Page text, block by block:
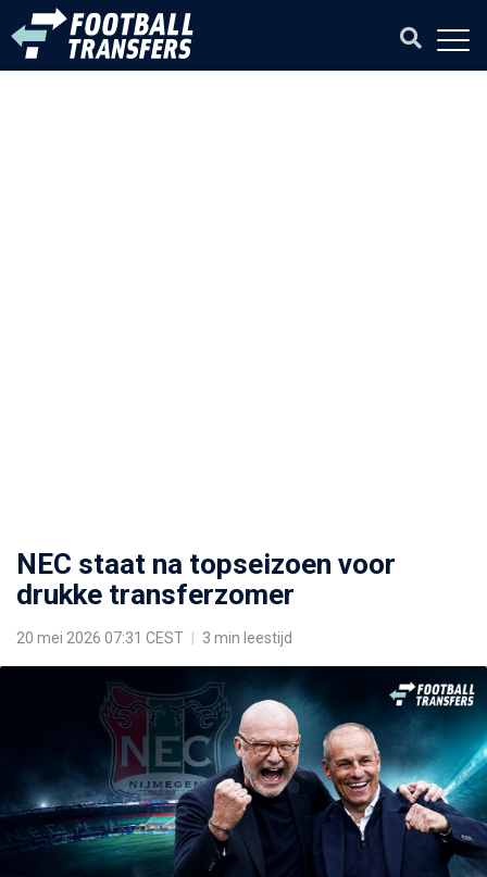
NEC staat na topseizoen voor
drukke transferzomer
20 mei 2026 07:31 CEST 3 min leestijd